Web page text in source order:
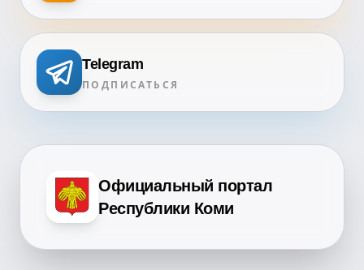
Telegram
ПОДПИСАТЬСЯ
Официальный портал
Республики Коми